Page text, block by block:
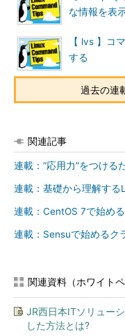
な情報を表
【 lvs 】コ
する
過去の連
関連記事
連載：“応用力”をつける
連載：基礎から理解する
連載：CentOS 7で始め
連載：Sensuで始めるク
関連資料（ホワイトペ
JR西日本ITソリュー
した方法とは?